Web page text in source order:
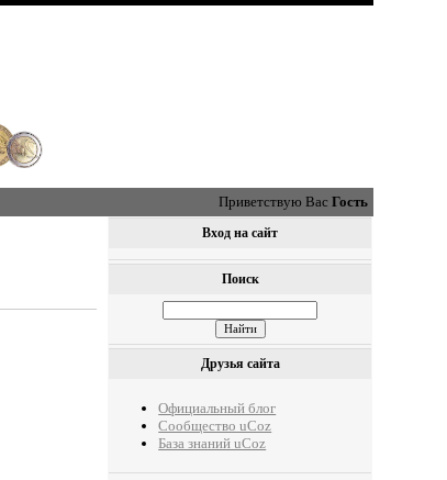
Приветствую Вас Гость
Вход на сайт
Поиск
Друзья сайта
Официальный блог
Сообщество uCoz
База знаний uCoz